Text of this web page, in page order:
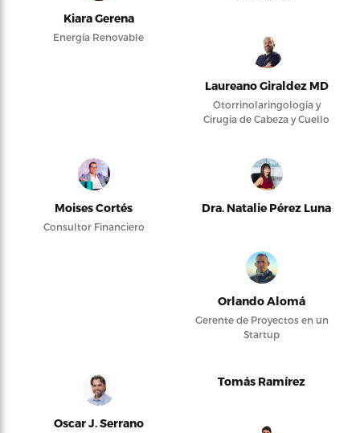
Kiara Gerena
Energía Renovable
Laureano Giraldez MD
Otorrinolaringología y
Cirugía de Cabeza y Cuello
Moises Cortés
Consultor Financiero
Dra. Natalie Pérez Luna
Orlando Alomá
Gerente de Proyectos en un
Startup
Oscar J. Serrano
Tomás Ramírez